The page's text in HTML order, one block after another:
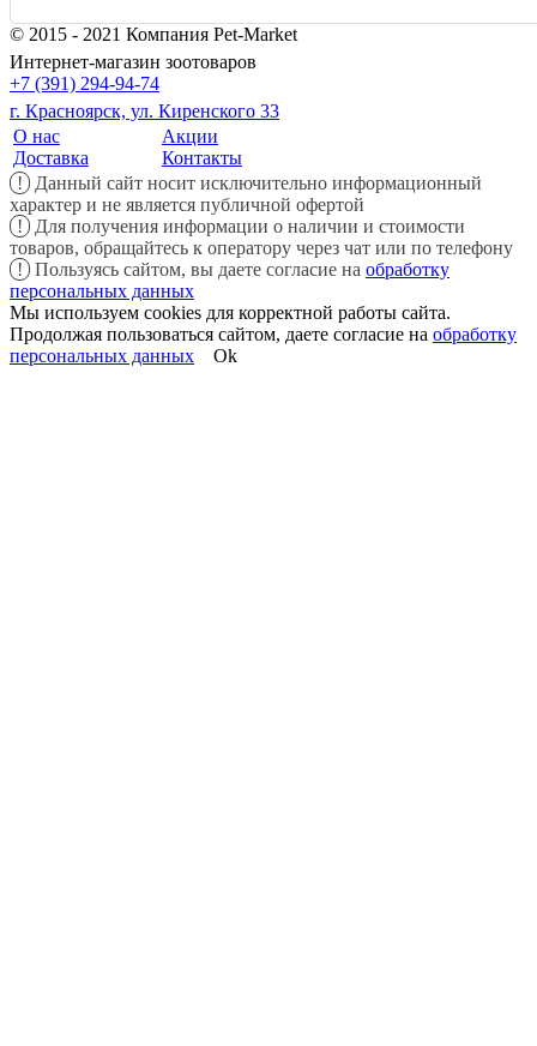
© 2015 - 2021 Компания Pet-Market
Интернет-магазин зоотоваров
+7 (391) 294-94-74
г. Красноярск, ул. Киренского 33
О нас
Доставка
Акции
Контакты
!
Данный сайт носит исключительно информационный
характер и не является публичной офертой
!
Для получения информации о наличии и стоимости
товаров, обращайтесь к оператору через чат или по телефону
!
Пользуясь сайтом, вы даете согласие на обработку
персональных данных
Мы используем cookies для корректной работы сайта.
Продолжая пользоваться сайтом, даете согласие на обработку
персональных данных
Ok